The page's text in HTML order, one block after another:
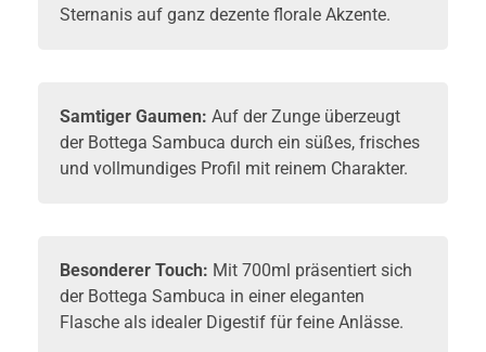
Sternanis auf ganz dezente florale Akzente.
Samtiger Gaumen: Auf der Zunge überzeugt
der Bottega Sambuca durch ein süßes, frisches
und vollmundiges Profil mit reinem Charakter.
Besonderer Touch: Mit 700ml präsentiert sich
der Bottega Sambuca in einer eleganten
Flasche als idealer Digestif für feine Anlässe.